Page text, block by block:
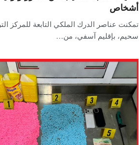
أشخاص
تمكنت عناصر الدرك الملكي التابعة للمركز
سحيم، بإقليم آسفي، من…